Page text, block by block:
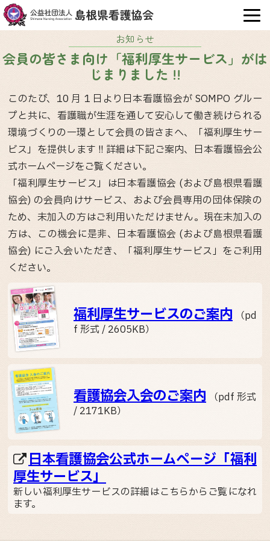
お知らせ
会員の皆さま向け「福利厚生サービス」がは
じまりました !!
このたび、10 月 1 日より日本看護協会が SOMPO グルー
プと共に、看護職が生涯を通して安心して働き続けられる
環境づくりの一環として会員の皆さまへ、「福利厚生サー
ビス」を提供します !! 詳細は下記ご案内、日本看護協会公
式ホームページをご覧ください。
「福利厚生サービス」は日本看護協会 (および島根県看護
協会) の会員向けサービス、および会員専用の団体保険の
ため、未加入の方はご利用いただけません。現在未加入の
方は、この機会に是非、日本看護協会 (および島根県看護
協会) にご入会いただき、「福利厚生サービス」をご利用
ください。
福利厚生サービスのご案内 （pd
f 形式 / 2605KB）
看護協会入会のご案内 （pdf 形式
/ 2171KB）
日本看護協会公式ホームページ「福利
厚生サービス」
新しい福利厚生サービスの詳細はこちらからご覧になれ
ます。